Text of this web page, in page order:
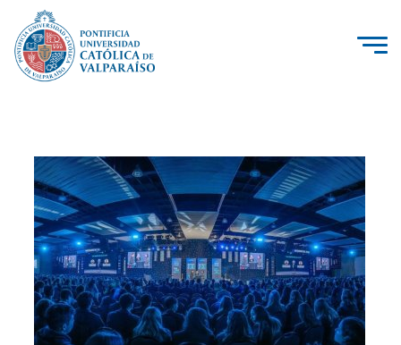
PUCV Internacional
Vinculación con el Medio
Admisión
Pregrado